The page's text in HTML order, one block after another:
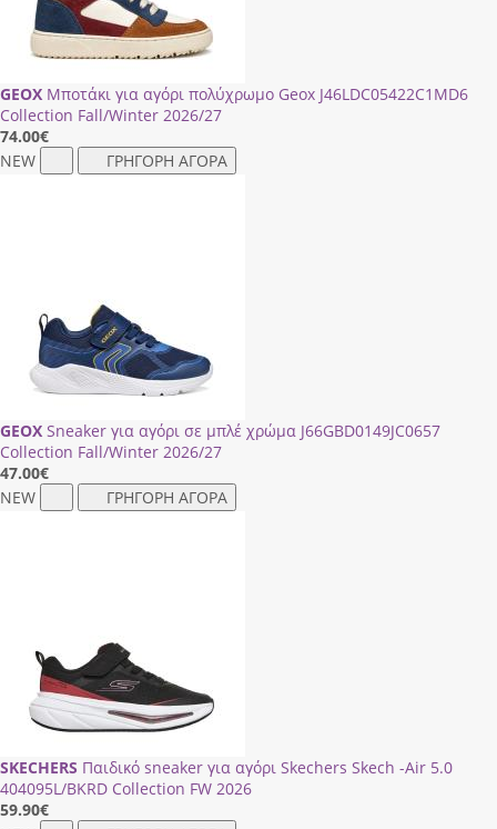
GEOX Μποτάκι για αγόρι πολύχρωμο Geox J46LDC05422C1ΜD6
Collection Fall/Winter 2026/27
74.00€
NEW
ΓΡΗΓΟΡΗ ΑΓΟΡΑ
GEOX Sneaker για αγόρι σε μπλέ χρώμα J66GΒD0149JC0657
Collection Fall/Winter 2026/27
47.00€
NEW
ΓΡΗΓΟΡΗ ΑΓΟΡΑ
SKECHERS Παιδικό sneaker για αγόρι Skechers Skech -Air 5.0
404095L/ΒΚRD Collection FW 2026
59.90€